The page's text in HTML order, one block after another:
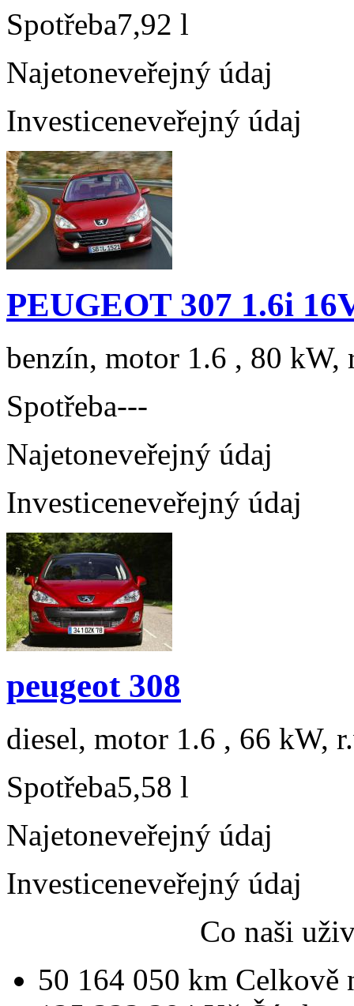
Spotřeba7,92 l
Najetoneveřejný údaj
Investiceneveřejný údaj
PEUGEOT 307 1.6i
benzín, motor 1.6 , 80 kW,
Spotřeba---
Najetoneveřejný údaj
Investiceneveřejný údaj
peugeot 308
diesel, motor 1.6 , 66 kW,
Spotřeba5,58 l
Najetoneveřejný údaj
Investiceneveřejný údaj
Co naši
50 164 050 km Celkově